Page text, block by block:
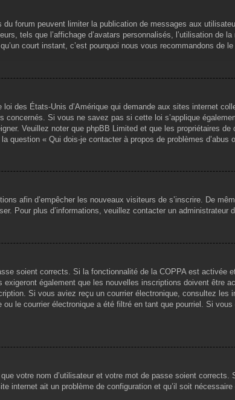
du forum peuvent limiter la publication de messages aux
tels que l’affichage d’avatars personnalisés, l’utilisation de
court instant, c’est pourquoi nous vous recommandons de
des États-Unis d’Amérique qui demande aux sites internet
Si vous ne savez pas si cette loi s’applique
Veuillez noter que phpBB Limited et que les propriétaires
« Qui dois-je contacter à propos de problèmes d’abus
afin d’empêcher les nouveaux visiteurs de s’inscrire. De
Pour plus d’informations, veuillez contacter un administrateur
soient corrects. Si la fonctionnalité de la COPPA est activée
également que les nouvelles inscriptions doivent être
Si vous aviez reçu un courrier électronique, consultez
le courrier électronique a été filtré en tant que pourriel. Si
votre nom d’utilisateur et votre mot de passe soient
internet ait un problème de configuration et qu’il soit nécessaire